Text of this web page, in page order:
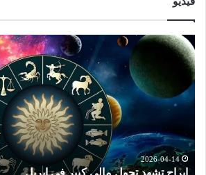
ب
ر
ا
ج
ه
2026-04-14
ابراج تشهد تحول مالي كبير في ابريل